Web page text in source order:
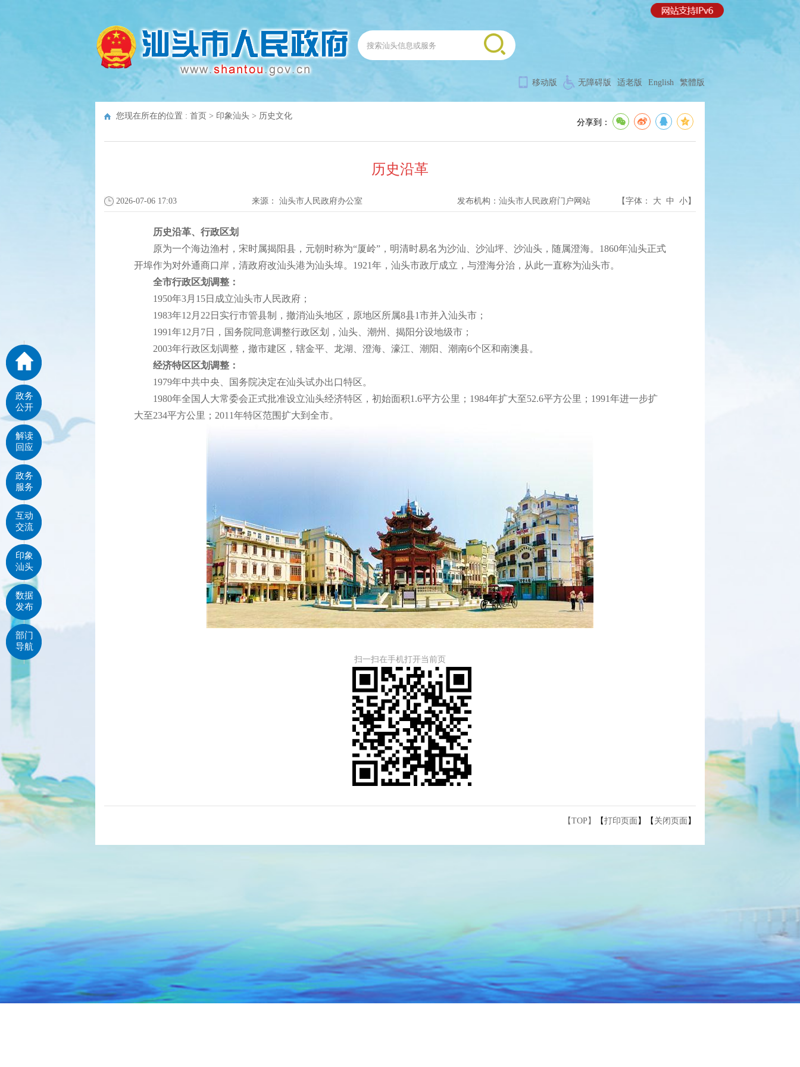
移动版 无障碍版 适老版 English 繁體版
您现在所在的位置 : 首页 > 印象汕头 > 历史文化
分享到：
历史沿革
2026-07-06 17:03 来源： 汕头市人民政府办公室 发布机构： 汕头市人民政府门户网站 【字体： 大 中 小】
历史沿革、行政区划
原为一个海边渔村，宋时属揭阳县，元朝时称为“厦岭”，明清时易名为沙汕、沙汕坪、沙汕头，随属澄海。1860年汕头正式
开埠作为对外通商口岸，清政府改汕头港为汕头埠。1921年，汕头市政厅成立，与澄海分治，从此一直称为汕头市。
全市行政区划调整：
1950年3月15日成立汕头市人民政府；
1983年12月22日实行市管县制，撤消汕头地区，原地区所属8县1市并入汕头市；
1991年12月7日，国务院同意调整行政区划，汕头、潮州、揭阳分设地级市；
2003年行政区划调整，撤市建区，辖金平、龙湖、澄海、濠江、潮阳、潮南6个区和南澳县。
经济特区区划调整：
1979年中共中央、国务院决定在汕头试办出口特区。
1980年全国人大常委会正式批准设立汕头经济特区，初始面积1.6平方公里；1984年扩大至52.6平方公里；1991年进一步扩
大至234平方公里；2011年特区范围扩大到全市。
扫一扫在手机打开当前页
【TOP】 【打印页面 】【 关闭页面 】
政务
公开
解读
回应
政务
服务
互动
交流
印象
汕头
数据
发布
部门
导航